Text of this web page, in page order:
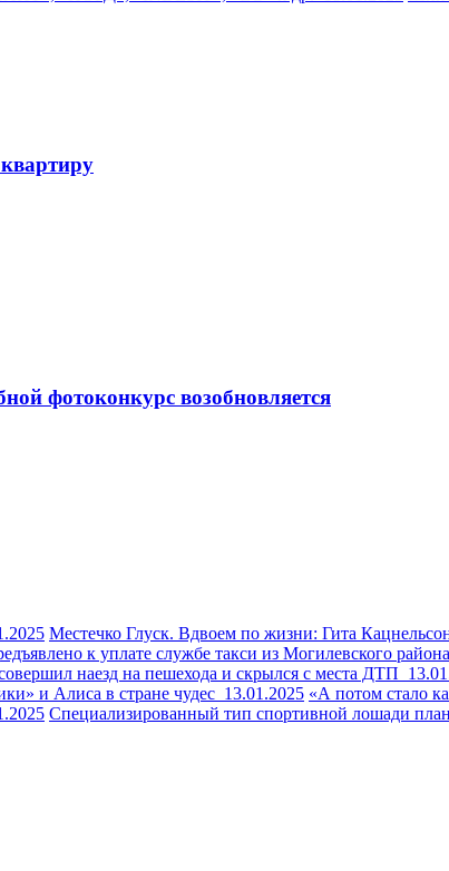
фотоконкурс возобновляется
Местечко Глуск. Вдвоем по жизни: Гита
к уплате службе такси из Могилевского
наезд на пешехода и скрылся с места ДТП
и Алиса в стране чудес 13.01.2025 «А потом стало
Специализированный тип спортивной лошади